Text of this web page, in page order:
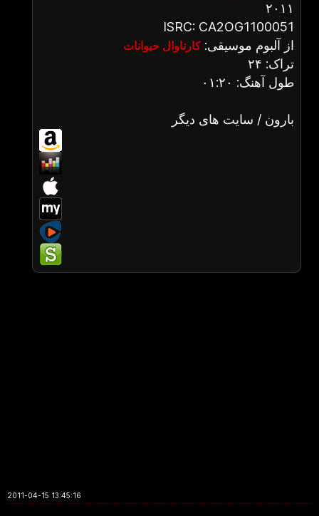
۲۰۱۱
ISRC: CA2OG1100051
از آلبوم موسیقی:کارناوال حیوانات
تراک: ۲۴
طول آهنگ: ۰۱:۲۰
بارون / سایت های دیگر
2011-04-15 13:45:16